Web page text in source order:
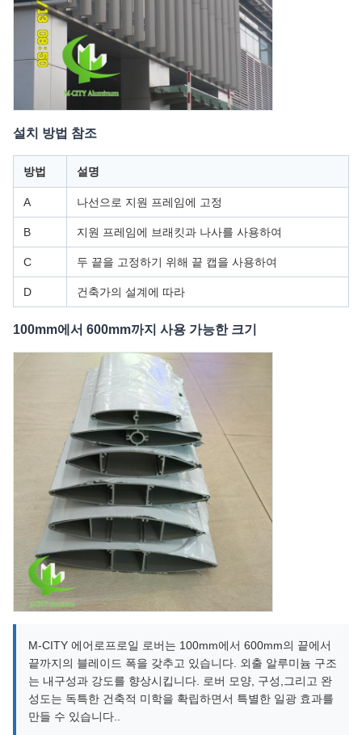
설치 방법 참조
방법 설명
A 나선으로 지원 프레임에 고정
B 지원 프레임에 브래킷과 나사를 사용하여
C 두 끝을 고정하기 위해 끝 캡을 사용하여
D 건축가의 설계에 따라
100mm에서 600mm까지 사용 가능한 크기
M-CITY 에어로프로일 로버는 100mm에서 600mm의 끝에서
끝까지의 블레이드 폭을 갖추고 있습니다. 외출 알루미늄 구조
는 내구성과 강도를 향상시킵니다. 로버 모양, 구성,그리고 완
성도는 독특한 건축적 미학을 확립하면서 특별한 일광 효과를
만들 수 있습니다..